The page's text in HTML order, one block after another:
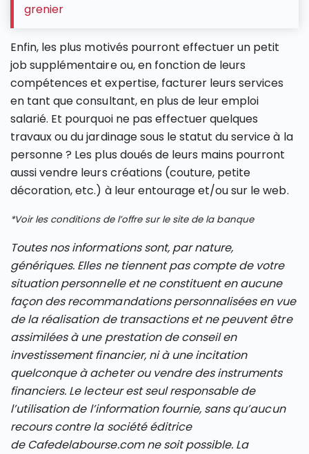
grenier
Enfin, les plus motivés pourront effectuer un petit
job supplémentaire ou, en fonction de leurs
compétences et expertise, facturer leurs services
en tant que consultant, en plus de leur emploi
salarié. Et pourquoi ne pas effectuer quelques
travaux ou du jardinage sous le statut du service à la
personne ? Les plus doués de leurs mains pourront
aussi vendre leurs créations (couture, petite
décoration, etc.) à leur entourage et/ou sur le web.
*Voir les conditions de l’offre sur le site de la banque
Toutes nos informations sont, par nature,
génériques. Elles ne tiennent pas compte de votre
situation personnelle et ne constituent en aucune
façon des recommandations personnalisées en vue
de la réalisation de transactions et ne peuvent être
assimilées à une prestation de conseil en
investissement financier, ni à une incitation
quelconque à acheter ou vendre des instruments
financiers. Le lecteur est seul responsable de
l’utilisation de l’information fournie, sans qu’aucun
recours contre la société éditrice
de Cafedelabourse.com ne soit possible. La